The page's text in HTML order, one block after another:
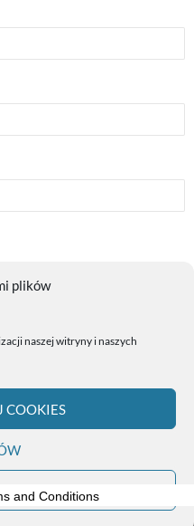
plików
naszej witryny i naszych
COOKIES
version
and Conditions